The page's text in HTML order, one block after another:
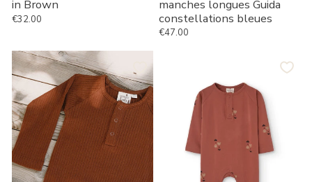
in Brown
Prix habituel
€32.00
manches longues Guida
constellations bleues
Prix habituel
€47.00
Grenat
Agate
Barboteuse
Jam
Bébé
longues
crépuscule
rouge